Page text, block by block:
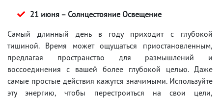
21 июня – Солнцестояние Освещение
Самый длинный день в году приходит с глубокой
тишиной. Время может ощущаться приостановленным,
предлагая пространство для размышлений и
воссоединения с вашей более глубокой целью. Даже
самые простые действия кажутся значимыми. Используйте
эту энергию, чтобы перестроиться на свои цели,